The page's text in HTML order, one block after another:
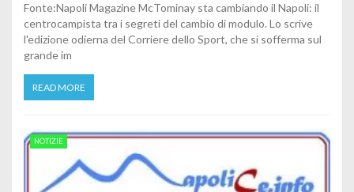
Fonte:Napoli Magazine McTominay sta cambiando il Napoli: il
centrocampista tra i segreti del cambio di modulo. Lo scrive
l'edizione odierna del Corriere dello Sport, che si sofferma sul
grande im
READ MORE
NOTIZIE